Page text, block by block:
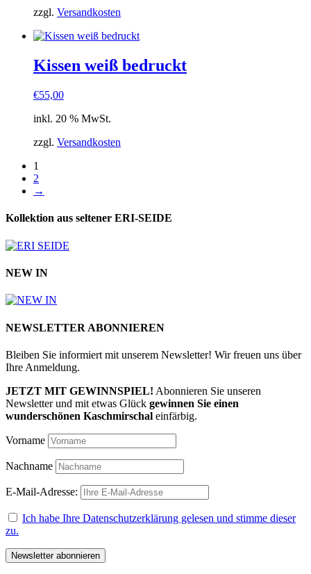
zzgl. Versandkosten
Kissen weiß bedruckt
€55,00
inkl. 20 % MwSt.
zzgl. Versandkosten
1
2
→
Kollektion aus seltener ERI-SEIDE
NEW IN
NEWSLETTER ABONNIEREN
Bleiben Sie informiert mit unserem Newsletter! Wir freuen uns über
Ihre Anmeldung.
JETZT MIT GEWINNSPIEL! Abonnieren Sie unseren
Newsletter und mit etwas Glück gewinnen Sie einen
wunderschönen Kaschmirschal einfärbig.
Vorname
Nachname
E-Mail-Adresse:
Ich habe Ihre Datenschutzerklärung gelesen und stimme dieser
zu.